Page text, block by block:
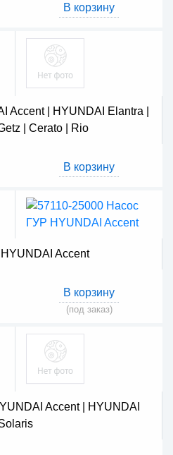
В корзину
| HYUNDAI Elantra |
| Cerato | Rio
В корзину
Accent
В корзину
(под заказ)
Accent | HYUNDAI